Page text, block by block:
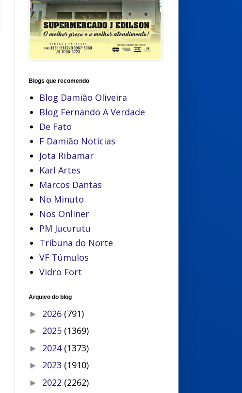
Blogs que recomendo
Blog Damião Oliveira
Blog Fernando A Verdade
De Fato
F Damião Noticias
Jota Ribamar
Karl Artes
Marcos Dantas
No Minuto
Nos Onliner
PM Jucurutu
Tribuna do Norte
VF Túmulos
Vidro Fort
Arquivo do blog
► 2026 (791)
► 2025 (1369)
► 2024 (1373)
► 2023 (1910)
► 2022 (2262)